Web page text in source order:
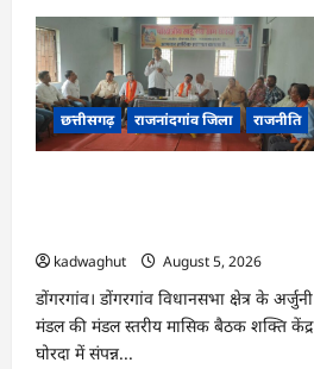
CG
Cabinet
:
छत्तीसगढ़
कैबिनेट
के
बड़े
फैसले,
500
लेकर
BEML
प्लांट
तक
कई
अहम
छत्तीसगढ़ राजनांदगांव जिला राजनीति
kadwaghut
August 5, 2026
डोंगरगांव। डोंगरगांव विधानसभा क्षेत्र के अर्जुनी
मंडल की मंडल स्तरीय मासिक बैठक शक्ति केंद्र
घोरदा में संपन्न...